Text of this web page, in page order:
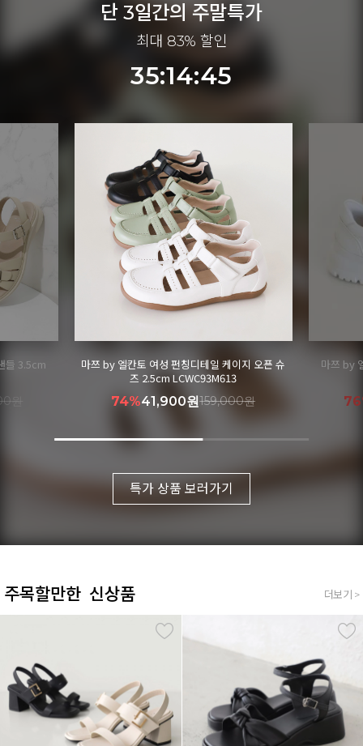
단 3일간의 주말특가
최대 83% 할인
35:14:42
오픈 슈
원
마쯔 by 엘칸토 여성 별자수 어글리 스니커즈
3.5cm LCWS04M613
76%39,900원169,000원
마쯔 by
특가 상품 보러가기
주목할만한 신상품 더보기 >